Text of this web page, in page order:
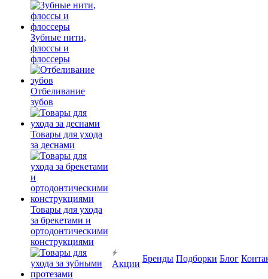
Зубные нити,
флоссы и
флоссеры
Отбеливание
зубов
Товары для ухода
за деснами
Товары для ухода
за брекетами и
ортодонтическими
конструкциями
Акции
Бренды Подборки Блог